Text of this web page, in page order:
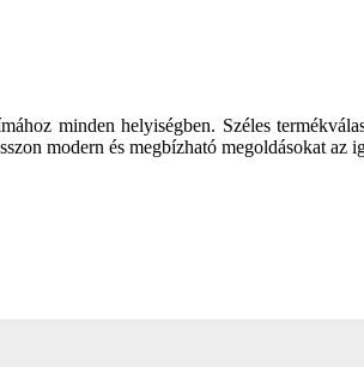
minden helyiségben. Széles
modern és megbízható megoldásokat az